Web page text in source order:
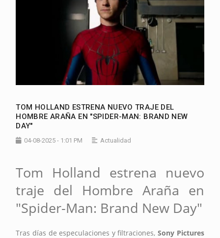
TOM HOLLAND ESTRENA NUEVO TRAJE DEL
HOMBRE ARAÑA EN "SPIDER-MAN: BRAND NEW
DAY"
04-08-2025 - 1:01 PM Actualidad
Tom Holland estrena nuevo
traje del Hombre Araña en
"Spider-Man: Brand New Day"
Tras días de especulaciones y filtraciones,Sony Pictures